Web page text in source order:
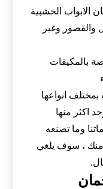
الابواب الخشبية
والقصور وغير
بالمكيفات
انواعها
اكثر منها
وما تصنعه
منك ، سوف يلغي